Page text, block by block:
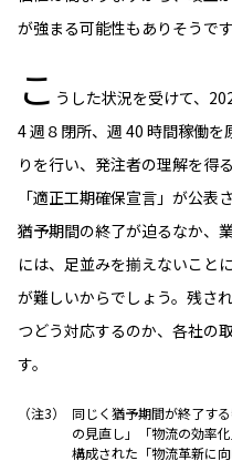
が強まる可能性もありそうです
こ うした状況を受けて、
4 週８閉所、週 40 時間稼働
りを行い、発注者の理解を得
「適正工期確保宣言」が公表
猶予期間の終了が迫るなか、
には、足並みを揃えないこと
が難しいからでしょう。残さ
つどう対応するのか、各社の
す。
同じく猶予期間が終了す
の見直し」「物流の効率
構成された「物流革新に